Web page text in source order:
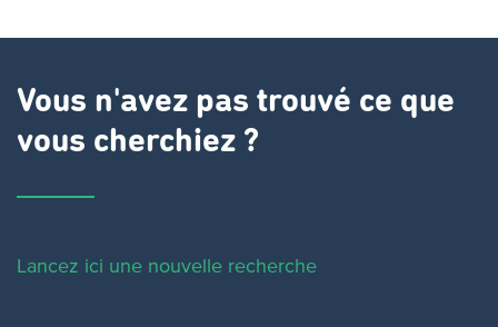
Vous n'avez pas trouvé ce que
vous cherchiez ?
Lancez ici une nouvelle recherche